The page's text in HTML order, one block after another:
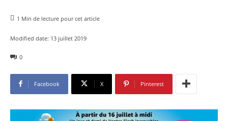
1 Min de lecture pour cet article
Modified date: 13 juillet 2019
0
Facebook X Pinterest